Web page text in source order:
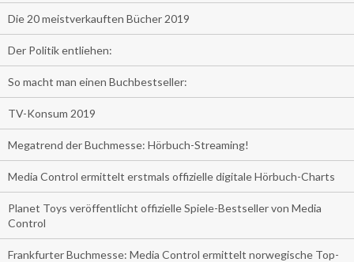
Die 20 meistverkauften Bücher 2019
Der Politik entliehen:
So macht man einen Buchbestseller:
TV-Konsum 2019
Megatrend der Buchmesse: Hörbuch-Streaming!
Media Control ermittelt erstmals offizielle digitale Hörbuch-Charts
Planet Toys veröffentlicht offizielle Spiele-Bestseller von Media
Control
Frankfurter Buchmesse: Media Control ermittelt norwegische Top-